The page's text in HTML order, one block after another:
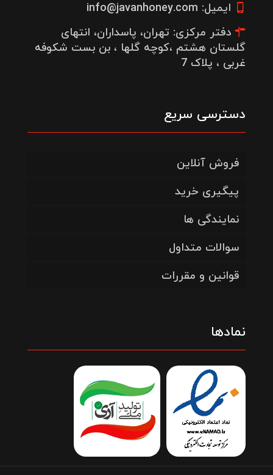
ایمیل: info@javanhoney.com
دفتر مرکزی: تهران، پاسداران، انتهای
گلستان هشتم ،کوچه گلها ، بن بست شکوفه
غربی ، پلاک 7
دسترسی سریع
فروش آنلاین
پیگیری خرید
نمایندگی ها
سوالات متداول
قوانین و مقررات
نمادها